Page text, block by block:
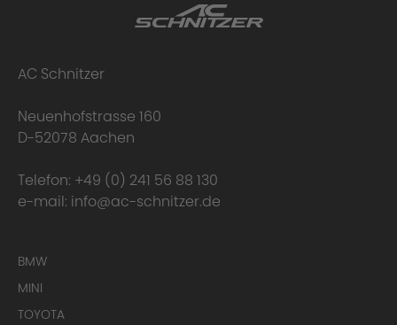
AC Schnitzer
Neuenhofstrasse 160
D-52078 Aachen
Telefon: +49 (0) 241 56 88 130
e-mail: info@ac-schnitzer.de
BMW
MINI
TOYOTA